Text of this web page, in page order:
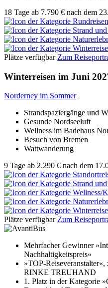
18 Tage ab 7.790 € nach dem
Plätze verfügbar Zum
Winterreisen im Juni
Norderney im Sommer
Strandspaziergänge und
Gesunde Nordseeluft
Wellness im Badehaus
Besuch von Bremen
Wattwanderung
9 Tage ab 2.290 € nach dem
Plätze verfügbar Zum
Mehrfacher Gewinner
Nachhaltigkeitspreis«
»TOP-
RINKE TREUHAND
1. Platz in der Kategorie